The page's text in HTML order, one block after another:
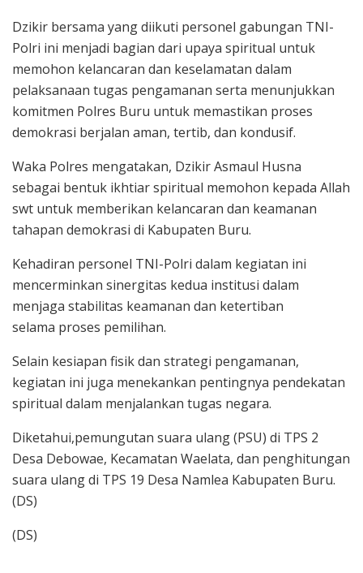
Dzikir bersama yang diikuti personel gabungan TNI-
Polri ini menjadi bagian dari upaya spiritual untuk
memohon kelancaran dan keselamatan dalam
pelaksanaan tugas pengamanan serta menunjukkan
komitmen Polres Buru untuk memastikan proses
demokrasi berjalan aman, tertib, dan kondusif.
Waka Polres mengatakan, Dzikir Asmaul Husna
sebagai bentuk ikhtiar spiritual memohon kepada Allah
swt untuk memberikan kelancaran dan keamanan
tahapan demokrasi di Kabupaten Buru.
Kehadiran personel TNI-Polri dalam kegiatan ini
mencerminkan sinergitas kedua institusi dalam
menjaga stabilitas keamanan dan ketertiban
selama proses pemilihan.
Selain kesiapan fisik dan strategi pengamanan,
kegiatan ini juga menekankan pentingnya pendekatan
spiritual dalam menjalankan tugas negara.
Diketahui,pemungutan suara ulang (PSU) di TPS 2
Desa Debowae, Kecamatan Waelata, dan penghitungan
suara ulang di TPS 19 Desa Namlea Kabupaten Buru.
(DS)
(DS)